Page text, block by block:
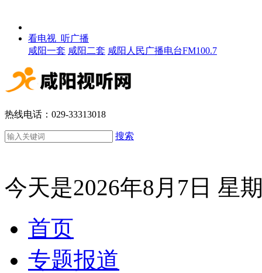
看电视 听广播
咸阳一套 咸阳二套 咸阳人民广播电台FM100.7
热线电话：029-33313018
搜索
今天是2026年8月7日 星
首页
专题报道